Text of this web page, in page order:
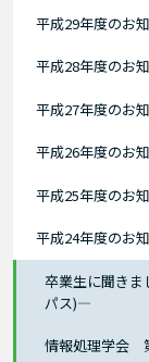
平成29年度のお
平成28年度のお
平成27年度のお
平成26年度のお
平成25年度のお
平成24年度のお
卒業生に聞き
パス)―
情報処理学会